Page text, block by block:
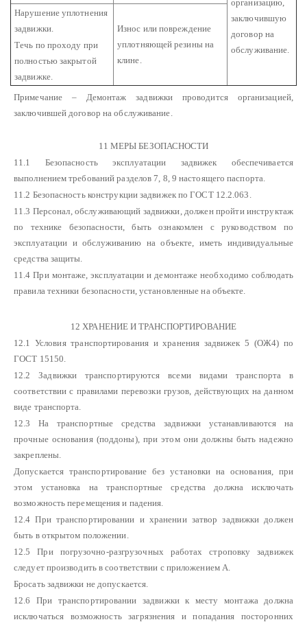
организацию,
заключившую
договор на
обслуживание.
Нарушение уплотнения
задвижки.
Течь по проходу при
полностью закрытой
задвижке.
Износ или повреждение
уплотняющей резины на
клине.
Примечание – Демонтаж задвижки проводится организацией,
заключившей договор на обслуживание.
11 МЕРЫ БЕЗОПАСНОСТИ
11.1 Безопасность эксплуатации задвижек обеспечивается
выполнением требований разделов 7, 8, 9 настоящего паспорта.
11.2 Безопасность конструкции задвижек по ГОСТ 12.2.063.
11.3 Персонал, обслуживающий задвижки, должен пройти инструктаж
по технике безопасности, быть ознакомлен с руководством по
эксплуатации и обслуживанию на объекте, иметь индивидуальные
средства защиты.
11.4 При монтаже, эксплуатации и демонтаже необходимо соблюдать
правила техники безопасности, установленные на объекте.
12 ХРАНЕНИЕ И ТРАНСПОРТИРОВАНИЕ
12.1 Условия транспортирования и хранения задвижек 5 (ОЖ4) по
ГОСТ 15150.
12.2 Задвижки транспортируются всеми видами транспорта в
соответствии с правилами перевозки грузов, действующих на данном
виде транспорта.
12.3 На транспортные средства задвижки устанавливаются на
прочные основания (поддоны), при этом они должны быть надежно
закреплены.
Допускается транспортирование без установки на основания, при
этом установка на транспортные средства должна исключать
возможность перемещения и падения.
12.4 При транспортировании и хранении затвор задвижки должен
быть в открытом положении.
12.5 При погрузочно-разгрузочных работах строповку задвижек
следует производить в соответствии с приложением А.
Бросать задвижки не допускается.
12.6 При транспортировании задвижки к месту монтажа должна
исключаться возможность загрязнения и попадания посторонних